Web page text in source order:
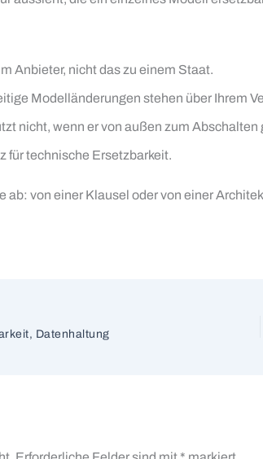
Anbieter, nicht das zu einem Staat.
Modelländerungen stehen über Ihrem
nicht, wenn er von außen zum Abschalten
für technische Ersetzbarkeit.
ab: von einer Klausel oder von einer
Datenhaltung